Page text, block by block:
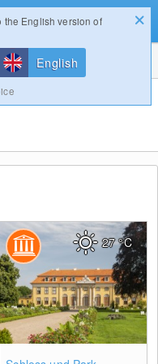
Magazin
27°C
Login
the English version of
English